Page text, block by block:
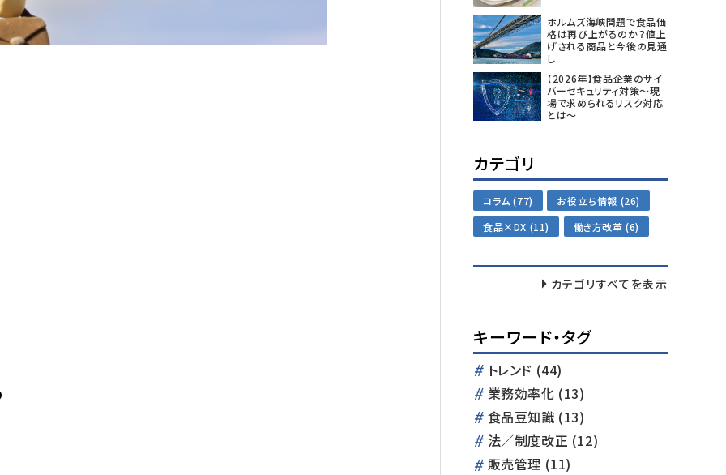
ホルムズ海峡問題で食品価
格は再び上がるのか？値上
げされる商品と今後の見通
し
【2026年】食品企業のサイ
バーセキュリティ対策～現
場で求められるリスク対応
とは～
カテゴリ
コラム (77)
お役立ち情報 (26)
食品×DX (11)
働き方改革 (6)
カテゴリすべてを表示
キーワード・タグ
トレンド (44)
業務効率化 (13)
食品豆知識 (13)
法／制度改正 (12)
販売管理 (11)